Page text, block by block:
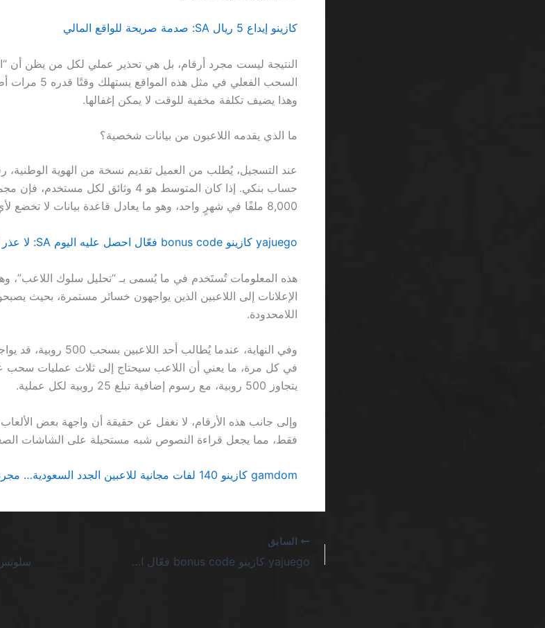
كازينو إيداع 5 ريال SA: صدمة صريحة للواقع المالي
السحب الفعلي في
وهذا يضيف تكلفة مخفية للوقت لا يمكن إغفالها.
ما الذي يقدمه اللاعبون من بيانات شخصية؟
عند التسجيل، يُطلب من العميل تقديم نسخة من الهوية الوطنية،
حساب بنكي. إذا كان المتوسط هو 4 وثائق لكل
8,000 ملفًا في شهرٍ واحد، وهو ما يعادل قاعدة بيانات لا تخضع لأي تدقيق رسمي.
yajuego كازينو bonus code فعّال احصل عليه اليوم SA: لا عذر للندم على الخسارة
هذه المعلومات تُستَخدم في ما يُسمى بـ “تحليل سلوك اللاعب”،
الإعلانات إلى اللاعبين الذين يواجهون خسائر مستمرة، بحيث
اللامحدودة.
في كل مرة، ما يعني أن اللاعب سيحتاج إلى ثلاث عمليات سحب
يتجاوز 500 روبية، مع رسوم إضافية تبلغ 25 روبية لكل عملية.
فقط، مما يجعل قراءة النصوص شبه مستحيلة على الشاشات
gamdom كازينو 140 لفات مجانية للاعبين الجدد السعودية… مجرد رقم آخر في طابور العروض
السابق
yajuego كازينو bonus code فعّال احصل عليه اليوم SA: لا عذر للندم على الخسارة